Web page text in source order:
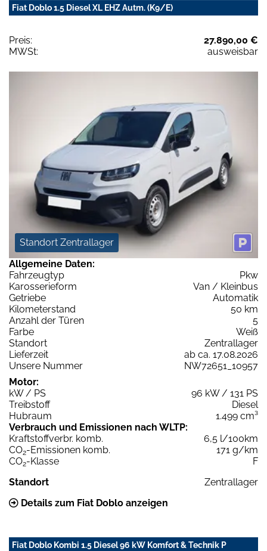
Fiat Doblo 1.5 Diesel XL EHZ Autm. (K9/E)
Preis:
27.890,00 €
MWSt:
ausweisbar
Standort Zentrallager
Allgemeine Daten:
Fahrzeugtyp
Pkw
Karosserieform
Van / Kleinbus
Getriebe
Automatik
Kilometerstand
50 km
Anzahl der Türen
5
Farbe
Weiß
Standort
Zentrallager
Lieferzeit
ab ca. 17.08.2026
Unsere Nummer
NW72651_10957
Motor:
kW / PS
96 kW / 131 PS
Treibstoff
Diesel
Hubraum
1.499 cm³
Verbrauch und Emissionen nach WLTP:
Kraftstoffverbr. komb.
6,5 l/100km
CO2-Emissionen komb.
171 g/km
CO2-Klasse
F
Standort
Zentrallager
Details zum Fiat Doblo anzeigen
Fiat Doblo Kombi 1.5 Diesel 96 kW Komfort & Technik P